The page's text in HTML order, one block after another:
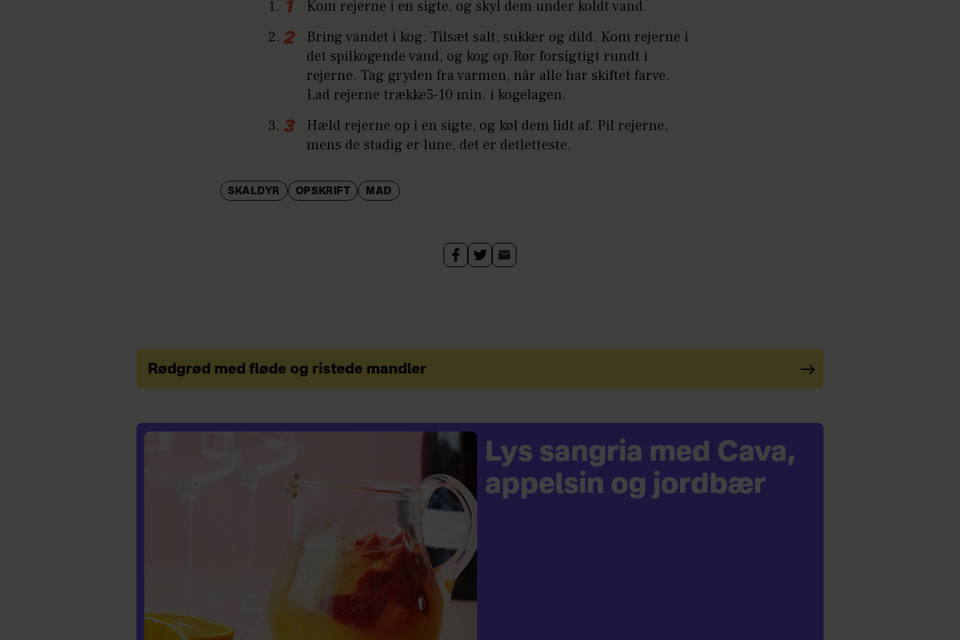
Kom rejerne i en sigte, og skyl dem under koldt vand.
Bring vandet i kog. Tilsæt salt, sukker og dild. Kom rejerne i
det spilkogende vand, og kog op.Rør forsigtigt rundt i
rejerne. Tag gryden fra varmen, når alle har skiftet farve.
Lad rejerne trække5-10 min. i kogelagen.
Hæld rejerne op i en sigte, og køl dem lidt af. Pil rejerne,
mens de stadig er lune, det er detletteste.
SKALDYR OPSKRIFT MAD
Rødgrød med fløde og ristede mandler
Lys sangria med Cava,
appelsin og jordbær